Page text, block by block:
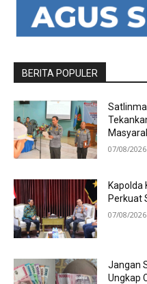
BERITA POPULER
07/08/2026
Kapolda
Perkuat
07/08/2026
Jangan
Ungkap